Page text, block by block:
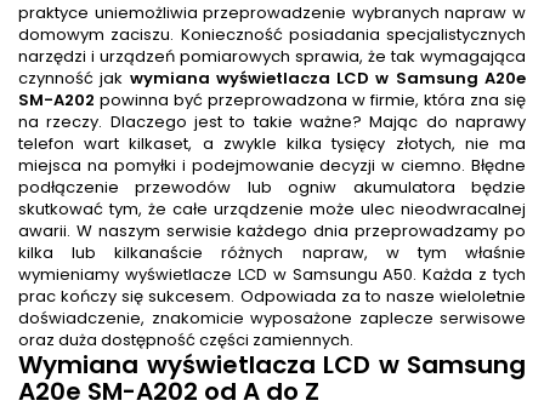
praktyce uniemożliwia przeprowadzenie wybranych napraw w
domowym zaciszu. Konieczność posiadania specjalistycznych
narzędzi i urządzeń pomiarowych sprawia, że tak wymagająca
czynność jak wymiana wyświetlacza LCD w Samsung A20e
SM-A202 powinna być przeprowadzona w firmie, która zna się
na rzeczy. Dlaczego jest to takie ważne? Mając do naprawy
telefon wart kilkaset, a zwykle kilka tysięcy złotych, nie ma
miejsca na pomyłki i podejmowanie decyzji w ciemno. Błędne
podłączenie przewodów lub ogniw akumulatora będzie
skutkować tym, że całe urządzenie może ulec nieodwracalnej
awarii. W naszym serwisie każdego dnia przeprowadzamy po
kilka lub kilkanaście różnych napraw, w tym właśnie
wymieniamy wyświetlacze LCD w Samsungu A50. Każda z tych
prac kończy się sukcesem. Odpowiada za to nasze wieloletnie
doświadczenie, znakomicie wyposażone zaplecze serwisowe
oraz duża dostępność części zamiennych.
Wymiana wyświetlacza LCD w Samsung
A20e SM-A202 od A do Z